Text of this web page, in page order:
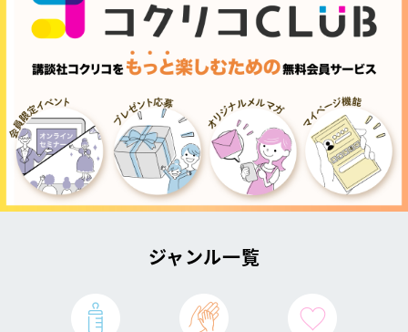
ジャンル一覧